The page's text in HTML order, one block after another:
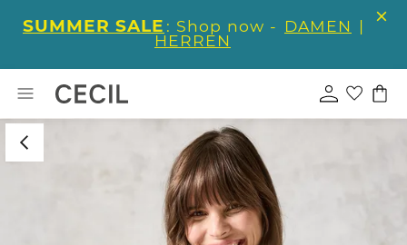
SUMMER SALE : Shop now - DAMEN |
HERREN